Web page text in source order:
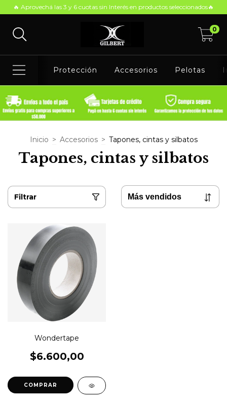
🔥 Aprovechá las 3 y 6 cuotas sin Interés en productos seleccionados🔥
0
Protección Accesorios Pelotas
Inicio > Accesorios > Tapones, cintas y silbatos
Tapones, cintas y silbatos
Filtrar
Wondertape
$6.600,00